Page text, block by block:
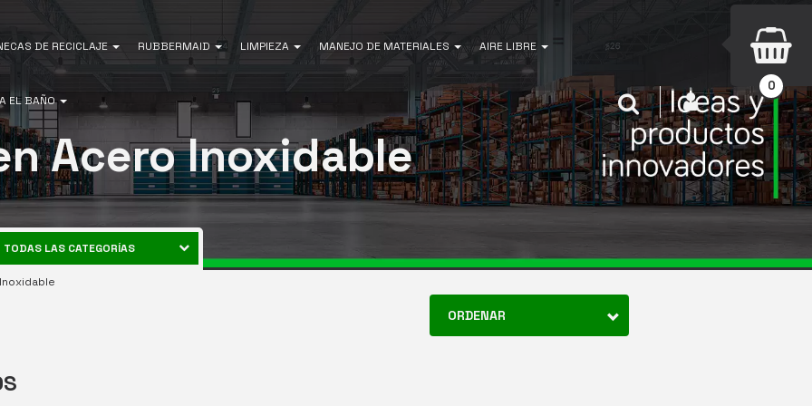
DE RECICLAJE RUBBERMAID LIMPIEZA MANEJO DE MATERIALES AIRE LIBRE
EL BAÑO INICIAR SESIÓN
Buscar
0
Acero Inoxidable
TODAS LAS CATEGORÍAS
CANECAS DE RECICLAJE
MANEJO DE MATERIALES
ORDENAR